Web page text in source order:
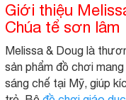
Giới thiệu
Chúa tể sơn lâm
Melissa & Doug là
sản phẩm đồ chơi
sáng chế tại Mỹ, giúp